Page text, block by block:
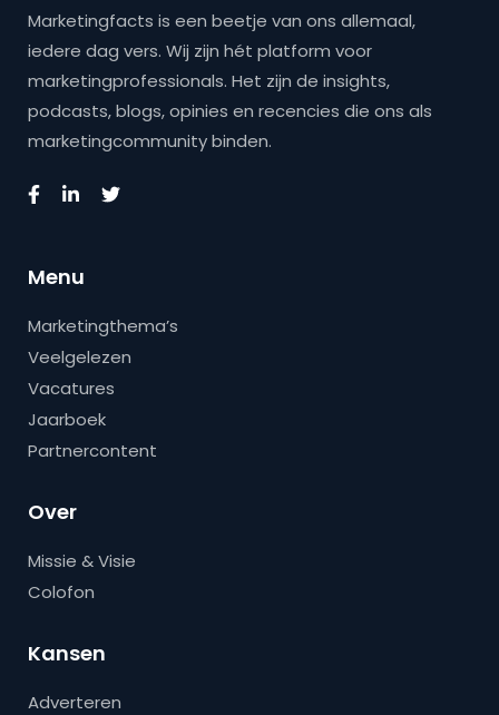
Marketingfacts is een beetje van ons allemaal,
iedere dag vers. Wij zijn hét platform voor
marketingprofessionals. Het zijn de insights,
podcasts, blogs, opinies en recencies die ons als
marketingcommunity binden.
Menu
Marketingthema’s
Veelgelezen
Vacatures
Jaarboek
Partnercontent
Over
Missie & Visie
Colofon
Kansen
Adverteren